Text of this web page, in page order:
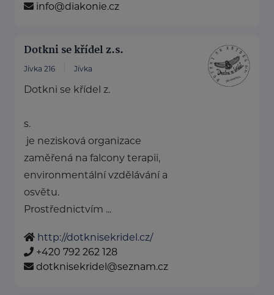
info@diakonie.cz
Dotkni se křídel z.s.
Jívka 216 Jívka
Dotkni se křídel z.
s.
je nezisková organizace
zaměřená na falcony terapii,
environmentální vzdělávání a
osvětu.
Prostřednictvím ...
http://dotknisekridel.cz/
+420 792 262 128
dotknisekridel@seznam.cz